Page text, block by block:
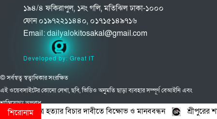
শিরোনাম
বিচার দাবীতে বিক্ষোভ ও মানববন্ধন শ্রীপুরের শান্তি-শৃঙ্খলা
১৯৪/৪ ফকিরাপুল, ১নং গলি, মতিঝিল ঢাকা-১০০০
ফোন ০১৯৭২২১১৪৪০, ০১৭১৫১৪৯৭১৬
Email:dailyalokitosakal@gmail.com
Developed by: Great IT
© সর্বস্বত্ব স্বত্বাধিকার সংরক্ষিত
এই ওয়েবসাইটের কোনো লেখা, ছবি, ভিডিও অনুমতি ছাড়া ব্যবহার সম্পূর্ণ বেআইনি এবং
শাস্তিযোগ্য অপরাধ